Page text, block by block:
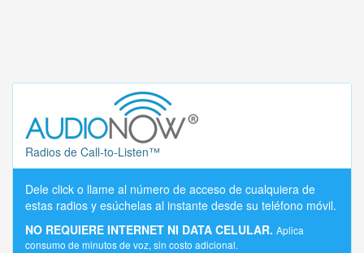
Radios de Call-to-Listen™
Dele click o llame al número de acceso de cualquiera de
estas radios y esúchelas al instante desde su teléfono móvil.
NO REQUIERE INTERNET NI DATA CELULAR. Aplica
consumo de minutos de voz, sin costo adicional.